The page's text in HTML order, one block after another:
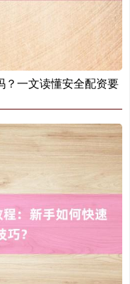
？一文读懂安全配资要